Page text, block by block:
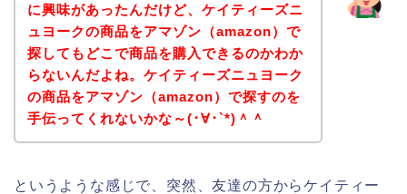
に興味があったんだけど、ケイティーズニ
ュヨークの商品をアマゾン（amazon）で
探してもどこで商品を購入できるのかわか
らないんだよね。ケイティーズニュヨーク
の商品をアマゾン（amazon）で探すのを
手伝ってくれないかな～(･∀･`*)＾＾
というような感じで、突然、友達の方からケイティー